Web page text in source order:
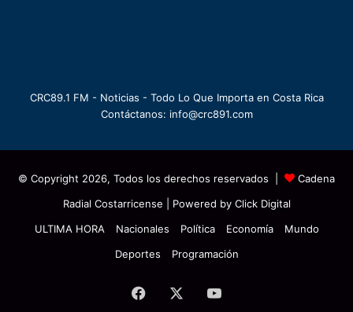
CRC89.1 FM - Noticias - Todo Lo Que Importa en Costa Rica
Contáctanos: info@crc891.com
© Copyright 2026, Todos los derechos reservados |
Cadena
Radial Costarricense | Powered by Click Digital
ULTIMA HORA
Nacionales Política Economía
Mundo
Deportes
Programación
Facebook